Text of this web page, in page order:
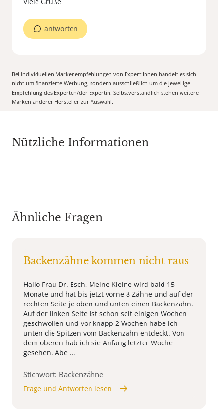
antworten
Bei individuellen Markenempfehlungen von Expert:Innen handelt es sich
nicht um finanzierte Werbung, sondern ausschließlich um die jeweilige
Empfehlung des Experten/der Expertin. Selbstverständlich stehen weitere
Marken anderer Hersteller zur Auswahl.
Nützliche Informationen
Ähnliche Fragen
Backenzähne kommen nicht raus
Hallo Frau Dr. Esch, Meine Kleine wird bald 15
Monate und hat bis jetzt vorne 8 Zähne und auf der
rechten Seite je oben und unten einen Backenzahn.
Auf der linken Seite ist schon seit einigen Wochen
geschwollen und vor knapp 2 Wochen habe ich
unten die Spitzen vom Backenzahn entdeckt. Von
dem oberen hab ich sie Anfang letzter Woche
gesehen. Abe ...
Stichwort: Backenzähne
Frage und Antworten lesen